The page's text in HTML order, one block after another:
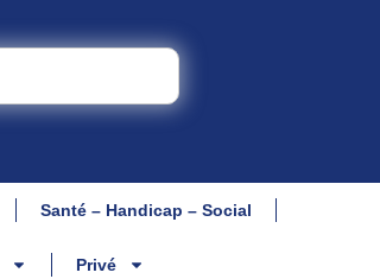
Santé – Handicap – Social
Privé